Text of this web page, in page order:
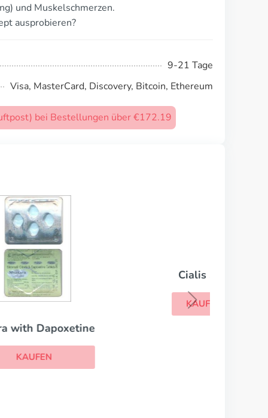
und Muskelschmerzen.
ausprobieren?
9-21 Tage
Visa, MasterCard, Discovery, Bitcoin, Ethereum
bei Bestellungen über €172.19